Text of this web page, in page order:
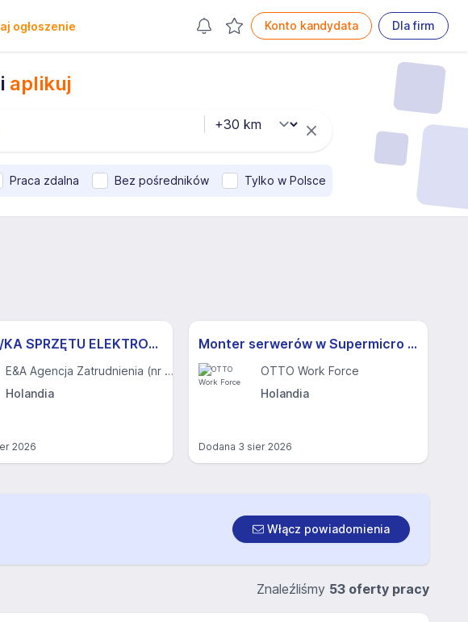
ogłoszenie Konto kandydata Dla firm
aplikuj
Praca zdalna Bez pośredników Tylko w Polsce
MONTER/KA SPRZĘTU ELEKTRONICZNEGO
E&A Agencja Zatrudnienia (nr KRAZ 385)
Holandia
2026
Monter serwerów w Supermicro | Zapewniamy odpowiednie szkolenie
OTTO Work Force
Holandia
Dodana 3 sier 2026
Włącz powiadomienia
Znaleźliśmy 53 oferty pracy